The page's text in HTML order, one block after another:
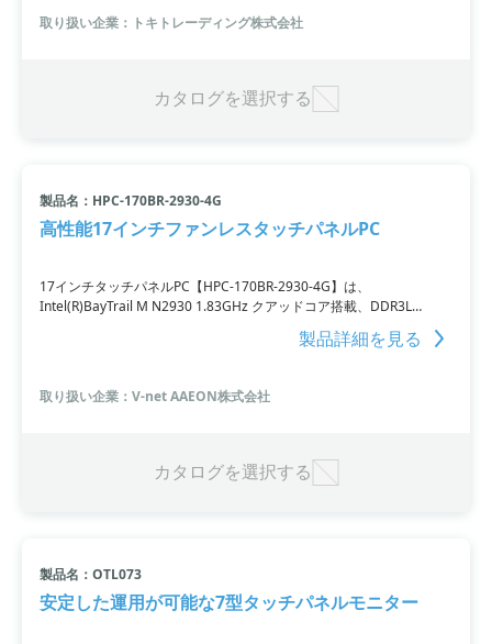
ンも対応し、ハイスペックな性能と高い信頼性から、オペ室の感染対
策や院内の情報管理において、医療機関に最適な選択となっていま
取り扱い企業：トキトレーディング株式会社
カタログを選択する
製品名：HPC-170BR-2930-4G
高性能17インチファンレスタッチパネルPC
17インチタッチパネルPC【HPC-170BR-2930-4G】は、
Intel(R)BayTrail M N2930 1.83GHz クアッドコア搭載、DDR3L
4G/1333MHzメモリ対応、Intel(R)ギガビットLAN対応、COMポート
×3対応、2.5” SATA HDD対応、mSATAソケット×1対応、ミニPCI-Eソ
に、IP65認証を受けており、VESAマウント取付対応です。高性能で
信頼性の高い製品です。
製品詳細を見る
取り扱い企業：V-net AAEON株式会社
カタログを選択する
製品名：OTL073
安定した運用が可能な7型タッチパネルモニター